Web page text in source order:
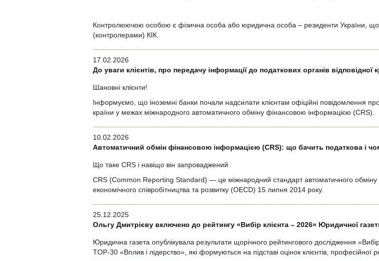
Контролюючою особою є фізична особа або юридична особа – резиденти України,
(контролерами) КІК.
17.02.2026
До уваги клієнтів, про передачу інформації до податкових органів відповідної
Шановні клієнти!
Інформуємо, що іноземні банки почали надсилати клієнтам офіційні повідомлення
країни у межах міжнародного автоматичного обміну фінансовою інформацією (CRS).
10.02.2026
Автоматичний обмін фінансовою інформацією (CRS): що бачить податкова і
Що таке CRS і навіщо він запроваджений
CRS (Common Reporting Standard) — це міжнародний стандарт автоматичного
економічного співробітництва та розвитку (OECD) 15 липня 2014 року.
25.12.2025
Ольгу Дмитрієву включено до рейтингу «Вибір клієнта – 2026» Юридичної
Юридична газета опублікувала результати щорічного рейтингового дослідження
TOP-30 «Вплив і лідерство», які формуються на підставі оцінок клієнтів, професійної